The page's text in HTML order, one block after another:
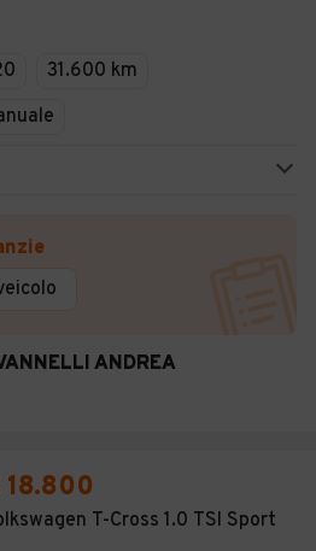
31.600 km
ANDREA
18.800
T-Cross 1.0 TSI Sport